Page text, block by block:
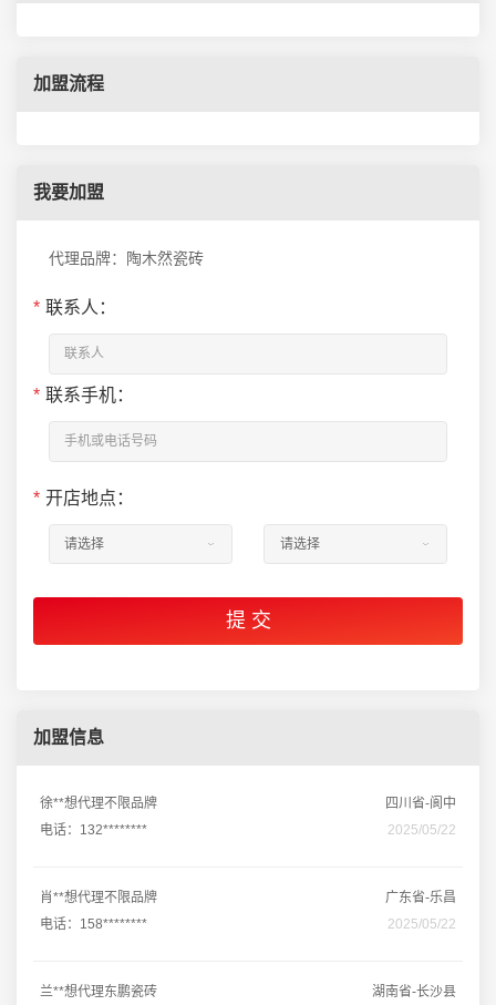
加盟流程
我要加盟
代理品牌：陶木然瓷砖
* 联系人：
* 联系手机：
* 开店地点：
加盟信息
徐**想代理不限品牌
四川省-阆中
电话：132********
2025/05/22
肖**想代理不限品牌
广东省-乐昌
电话：158********
2025/05/22
兰**想代理东鹏瓷砖
湖南省-长沙县